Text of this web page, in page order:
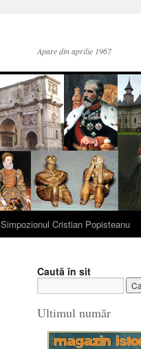
Apare din aprilie 1967
Simpozionul Cristian Popisteanu
Caută în sit
Ultimul număr